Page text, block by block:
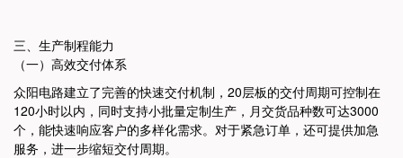
三、生产制程能力
（一）高效交付体系
众阳电路建立了完善的快速交付机制，20层板的交付周期可控制在
120小时以内，同时支持小批量定制生产，月交货品种数可达3000
个，能快速响应客户的多样化需求。 对于紧急订单，还可提供加急
服务，进一步缩短交付周期。